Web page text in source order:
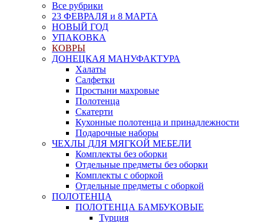
Все рубрики
23 ФЕВРАЛЯ и 8 МАРТА
НОВЫЙ ГОД
УПАКОВКА
КОВРЫ
ДОНЕЦКАЯ МАНУФАКТУРА
Халаты
Салфетки
Простыни махровые
Полотенца
Скатерти
Кухонные полотенца и принадлежности
Подарочные наборы
ЧЕХЛЫ ДЛЯ МЯГКОЙ МЕБЕЛИ
Комплекты без оборки
Отдельные предметы без оборки
Комплекты с оборкой
Отдельные предметы с оборкой
ПОЛОТЕНЦА
ПОЛОТЕНЦА БАМБУКОВЫЕ
Турция